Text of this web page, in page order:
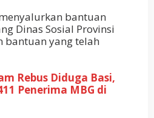
bantuan
Dinas Sosial Provinsi
bantuan yang telah
Rebus Diduga Basi,
Penerima MBG di